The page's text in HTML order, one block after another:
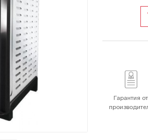
,тюнеры Т2
Камеры
Гарантия от